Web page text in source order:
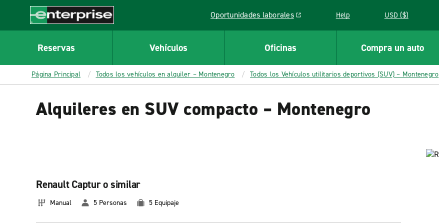
CONTENT
Enterprise
Oportunidades laborales
Link opens in a new window Help USD ($)
Reservas Vehículos Oficinas Compra un auto
Página Principal Todos los vehículos en alquiler – Montenegro Todos los Vehículos utilitarios deportivos (SUV) – Montenegro
Alquileres en SUV compacto – Montenegro
Renault Captur o similar
Manual 5 Personas 5 Equipaje